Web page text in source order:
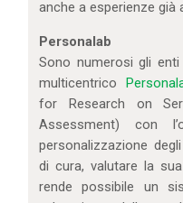
anche a esperienze già
Personalab
Sono numerosi gli
multicentrico
for Research on
Assessment) con
personalizzazione
di cura, valutare la
rende possibile un